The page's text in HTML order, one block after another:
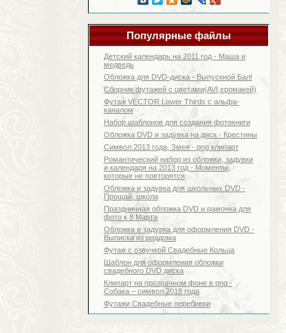
Популярные файлы
Детский календарь на 2011 год - Маша и
медведь
Обложка для DVD-диска - Выпускной Бал!
Сборник футажей с цветами(AVI,хромакей)
Футаж VECTOR Lower Thirds с альфа-
каналом
Набор шаблонов для создания фотокниги
Обложка DVD и задувка на диск - Крестины
Символ 2013 года, Змея - png клипарт
Романтический набор из обложки, задувки
и календаря на 2013 год - Моменты,
которые не повторятся
Обложка и задувка для школьных DVD -
Прощай, школа
Праздничная обложка DVD и рамочка для
фото к 8 Марта
Обложка и задувка для оформления DVD -
Выписка из роддома
Футаж с озвучкой Свадебные Кольца
Шаблон для оформления обложки
свадебного DVD диска
Клипарт на прозрачном фоне в png -
Собака – символ 2018 года
Футажи Свадебные перебивки